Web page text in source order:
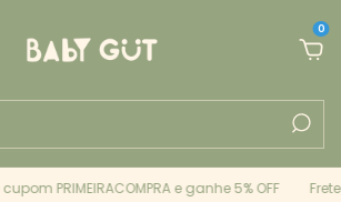
0
PRIMEIRACOMPRA e ganhe 5% OFF